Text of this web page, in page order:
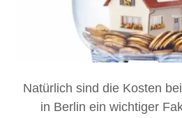
Natürlich sind die Kosten
in Berlin ein wichtiger